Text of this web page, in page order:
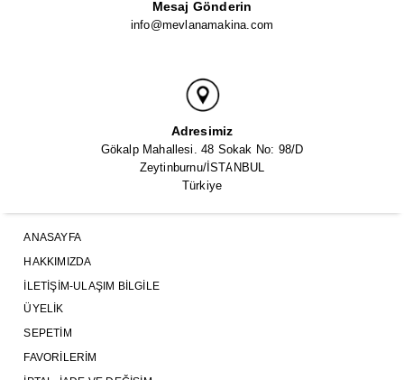
Mesaj Gönderin
info@mevlanamakina.com
Adresimiz
Gökalp Mahallesi. 48 Sokak No: 98/D
Zeytinburnu/İSTANBUL
Türkiye
ANASAYFA
HAKKIMIZDA
İLETIŞIM-ULAŞIM BILGILE
ÜYELIK
SEPETIM
FAVORILERIM